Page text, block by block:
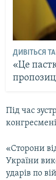
ДИВІТЬСЯ
«Це
Під час
«Сторони
України
ударів по